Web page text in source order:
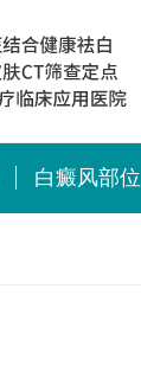
白癜风部位